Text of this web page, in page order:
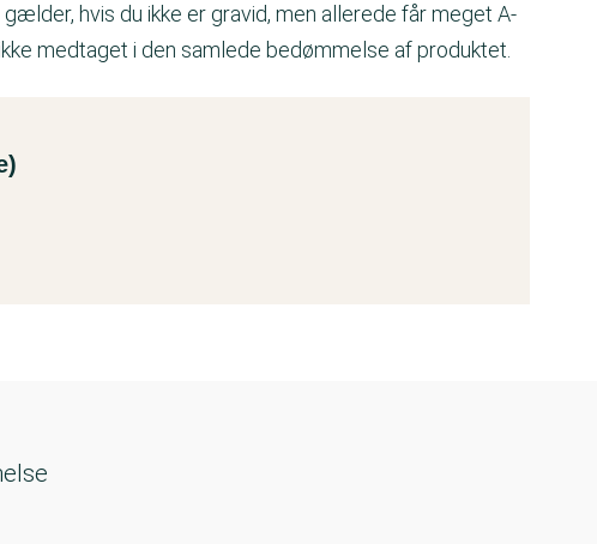
hvis du ikke er gravid, men allerede får meget A-
medtaget i den samlede bedømmelse af produktet.